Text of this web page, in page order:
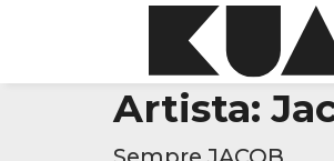
Artista: